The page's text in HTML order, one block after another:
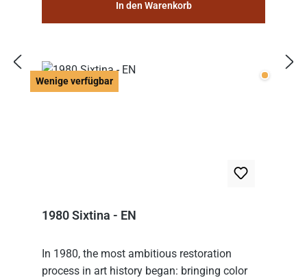
In den Warenkorb
Wenige verfügbar Wenige
1980 Sixtina - EN
In 1980, the most ambitious restoration
process in art history began: bringing color